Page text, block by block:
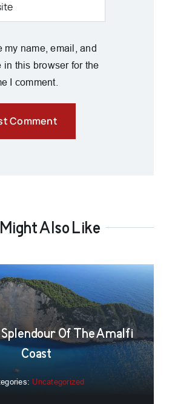
my name, email, and
in this browser for the
I comment.
Also Like
Of The Amalfi
Coast
Uncategorized